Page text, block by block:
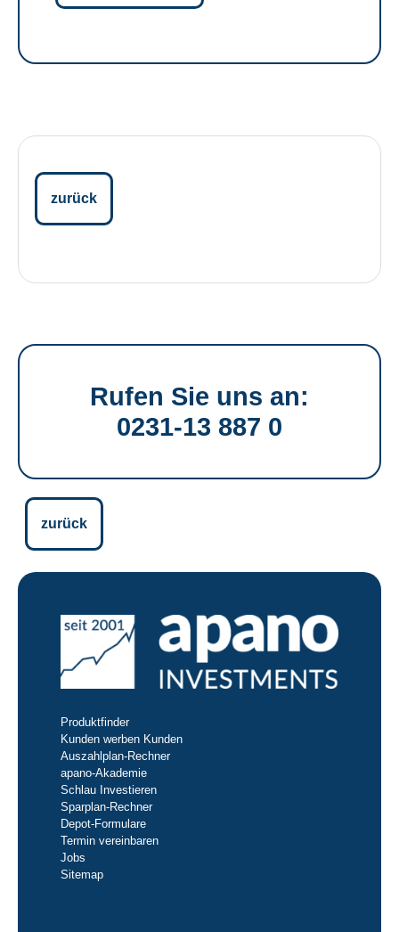
zurück
Rufen Sie uns an:
0231-13 887 0
zurück
Produktfinder
Kunden werben Kunden
Auszahlplan-Rechner
apano-Akademie
Schlau Investieren
Sparplan-Rechner
Depot-Formulare
Termin vereinbaren
Jobs
Sitemap